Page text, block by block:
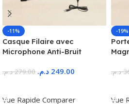
-11%
Casque Filaire avec
Microphone Anti-Bruit
279.00 د.م. 249.00 د.م.
Vue Rapide Comparer
-19%
د.م.
Vue